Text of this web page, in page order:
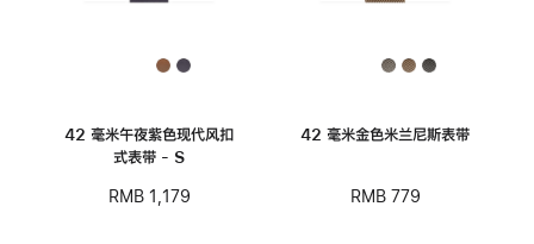
42 毫米午夜紫色现代风扣
式表带 - S
RMB 1,179
42 毫米金色米兰尼斯表带
RMB 779